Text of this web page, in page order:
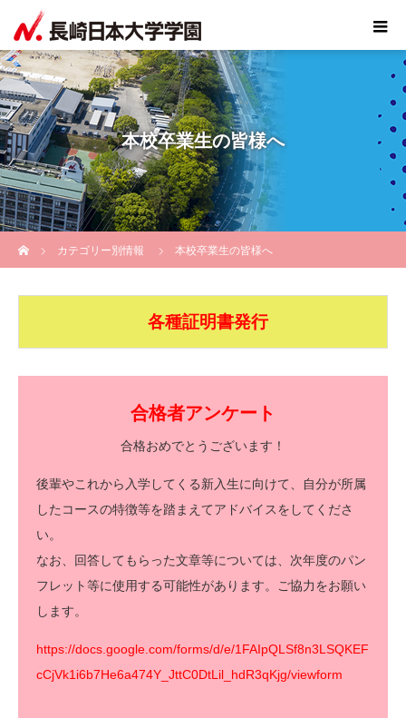
本校卒業生の皆様へ
カテゴリー別情報
本校卒業生の皆様へ
各種証明書発行
合格者アンケート
合格おめでとうございます！
後輩やこれから入学してくる新入生に向けて、自分が所属
したコースの特徴等を踏まえてアドバイスをしてくださ
い。
なお、回答してもらった文章等については、次年度のパン
フレット等に使用する可能性があります。ご協力をお願い
します。
https://docs.google.com/forms/d/e/1FAIpQLSf8n3LSQKEF
cCjVk1i6b7He6a474Y_JttC0DtLil_hdR3qKjg/viewform